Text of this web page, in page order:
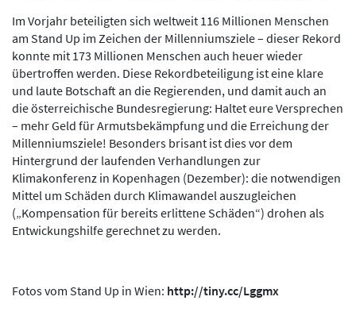
Im Vorjahr beteiligten sich weltweit 116 Millionen Menschen
am Stand Up im Zeichen der Millenniumsziele – dieser Rekord
konnte mit 173 Millionen Menschen auch heuer wieder
übertroffen werden. Diese Rekordbeteiligung ist eine klare
und laute Botschaft an die Regierenden, und damit auch an
die österreichische Bundesregierung: Haltet eure Versprechen
– mehr Geld für Armutsbekämpfung und die Erreichung der
Millenniumsziele! Besonders brisant ist dies vor dem
Hintergrund der laufenden Verhandlungen zur
Klimakonferenz in Kopenhagen (Dezember): die notwendigen
Mittel um Schäden durch Klimawandel auszugleichen
(„Kompensation für bereits erlittene Schäden“) drohen als
Entwickungshilfe gerechnet zu werden.
Fotos vom Stand Up in Wien: http://tiny.cc/Lggmx